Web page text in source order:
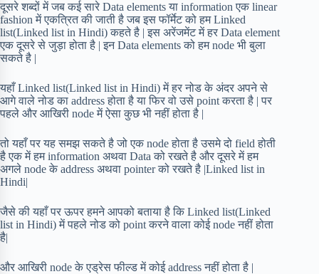
दूसरे शब्दों में जब कई सारे Data elements या information एक linear
fashion में एकत्रित की जाती है जब इस फॉर्मेट को हम Linked
list(Linked list in Hindi) कहते है | इस अरेंजमेंट में हर Data element
एक दूसरे से जुड़ा होता है | इन Data elements को हम node भी बुला
सकते है |
यहाँ Linked list(Linked list in Hindi) में हर नोड के अंदर अपने से
आगे वाले नोड का address होता है या फिर वो उसे point करता है | पर
पहले और आखिरी node में ऐसा कुछ भी नहीं होता है |
तो यहाँ पर यह समझ सकते है जो एक node होता है उसमे दो field होती
है एक में हम information अथवा Data को रखते है और दूसरे में हम
अगले node के address अथवा pointer को रखते है |Linked list in
Hindi|
जैसे की यहाँ पर ऊपर हमने आपको बताया है कि Linked list(Linked
list in Hindi) में पहले नोड को point करने वाला कोई node नहीं होता
है|
और आखिरी node के एड्रेस फील्ड में कोई address नहीं होता है |